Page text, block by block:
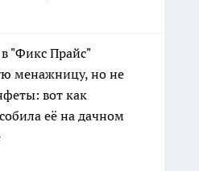
"Фикс Прайс"
менажницу, но не
вот как
её на дачном